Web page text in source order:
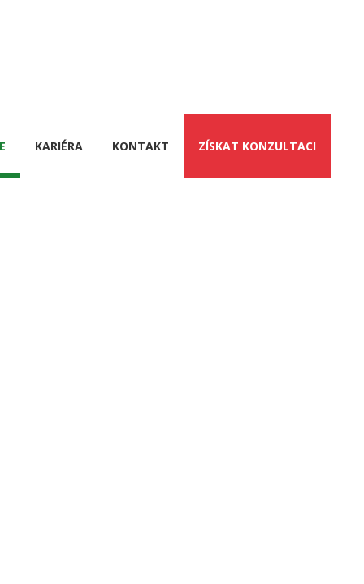
KARIÉRA KONTAKT ZÍSKAT KONZULTACI